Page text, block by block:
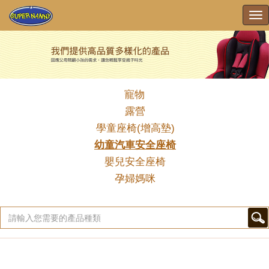
寵物
露營
學童座椅(增高墊)
幼童汽車安全座椅
嬰兒安全座椅
孕婦媽咪